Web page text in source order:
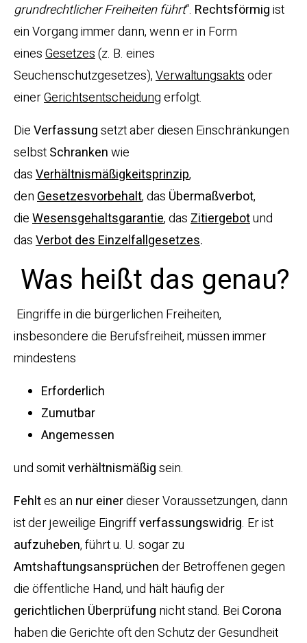
grundrechtlicher Freiheiten führt“. Rechtsförmigist
ein Vorgang immer dann, wenn er in Form
einesGesetzes(z. B. eines
Seuchenschutzgesetzes),Verwaltungsaktsoder
einerGerichtsentscheidungerfolgt.
DieVerfassungsetzt aber diesen Einschränkungen
selbstSchrankenwie
dasVerhältnismäßigkeitsprinzip,
denGesetzesvorbehalt, das Übermaßverbot,
dieWesensgehaltsgarantie, dasZitiergebotund
dasVerbot des Einzelfallgesetzes.
Was heißt das genau?
Eingriffe in die bürgerlichen Freiheiten,
insbesondere die Berufsfreiheit, müssen immer
mindestens
Erforderlich
Zumutbar
Angemessen
und somitverhältnismäßigsein.
Fehltes an nureinerdieser Voraussetzungen, dann
ist der jeweilige Eingriffverfassungswidrig. Er ist
aufzuheben, führt u. U. sogar zu
Amtshaftungsansprüchender Betroffenen gegen
die öffentliche Hand, und hält häufig der
gerichtlichen Überprüfung nicht stand. Bei Corona
haben die Gerichte oft den Schutz der Gesundheit